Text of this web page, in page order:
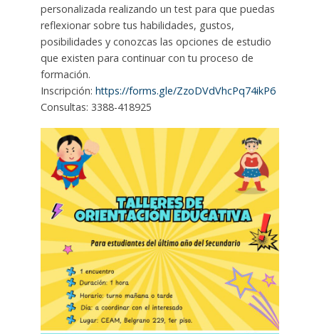
personalizada realizando un test para que puedas
reflexionar sobre tus habilidades, gustos,
posibilidades y conozcas las opciones de estudio
que existen para continuar con tu proceso de
formación.
Inscripción: https://forms.gle/ZzoDVdVhcPq74ikP6
Consultas: 3388-418925